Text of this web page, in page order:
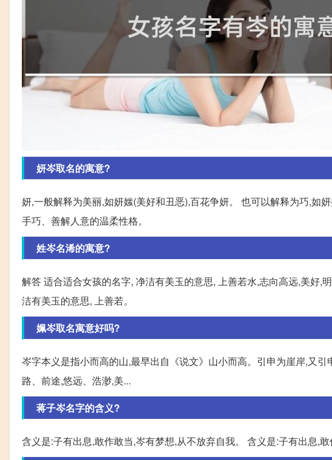
妍岑取名的寓意?
妍,一般解释为美丽,如妍媸(美好和丑恶),百花争妍。 也可以解释为巧,如
手巧、善解人意的温柔性格。
姓岑名浠的寓意?
解答 适合适合女孩的名字, 净洁有美玉的意思, 上善若水,志向高远,美好,
洁有美玉的意思, 上善若。
姵岑取名寓意好吗?
岑字本义是指小而高的山,最早出自《说文》山小而高。引申为崖岸,又
路、前途,悠远、浩渺,美...
蒋子岑名字的含义?
含义是:子有出息,敢作敢当,岑有梦想,从不放弃自我。 含义是:子有出息,敢